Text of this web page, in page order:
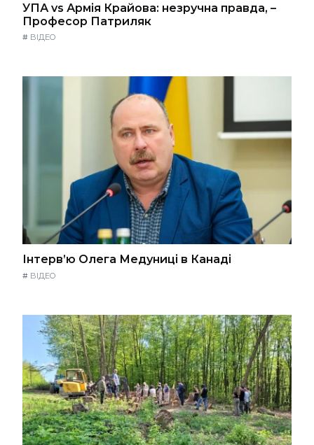
УПА vs Армія Крайова: незручна правда, –
Професор Патриляк
# ВІДЕО
Інтерв’ю Олега Медуниці в Канаді
# ВІДЕО